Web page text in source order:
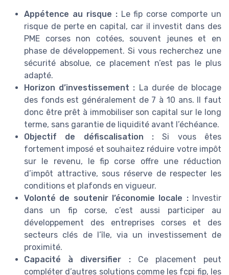
Appétence au risque :Le fip corse comporte un
risque de perte en capital, car il investit dans des
PME corses non cotées, souvent jeunes et en
phase de développement. Si vous recherchez une
sécurité absolue, ce placement n’est pas le plus
adapté.
Horizon d’investissement : La durée de blocage
des fonds est généralement de 7 à 10 ans. Il faut
donc être prêt à immobiliser son capital sur le long
terme, sans garantie de liquidité avant l’échéance.
Objectif de défiscalisation : Si vous êtes
fortement imposé et souhaitez réduire votre impôt
sur le revenu, le fip corse offre une réduction
d’impôt attractive, sous réserve de respecter les
conditions et plafonds en vigueur.
Volonté de soutenir l’économie locale :Investir
dans un fip corse, c’est aussi participer au
développement des entreprises corses et des
secteurs clés de l’île, via un investissement de
proximité.
Capacité à diversifier :Ce placement peut
compléter d’autres solutions comme les fcpi fip, les